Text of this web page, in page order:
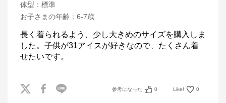
体型 ： 標準
お子さまの年齢 ： 6-7歳
長く着られるよう、少し大きめのサイズを購入しま
した。子供が31アイスが好きなので、たくさん着
せたいです。
参考になった 0 Like! 0